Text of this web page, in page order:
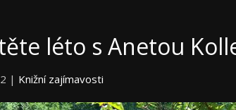
léto s Anetou
| Knižní zajímavosti